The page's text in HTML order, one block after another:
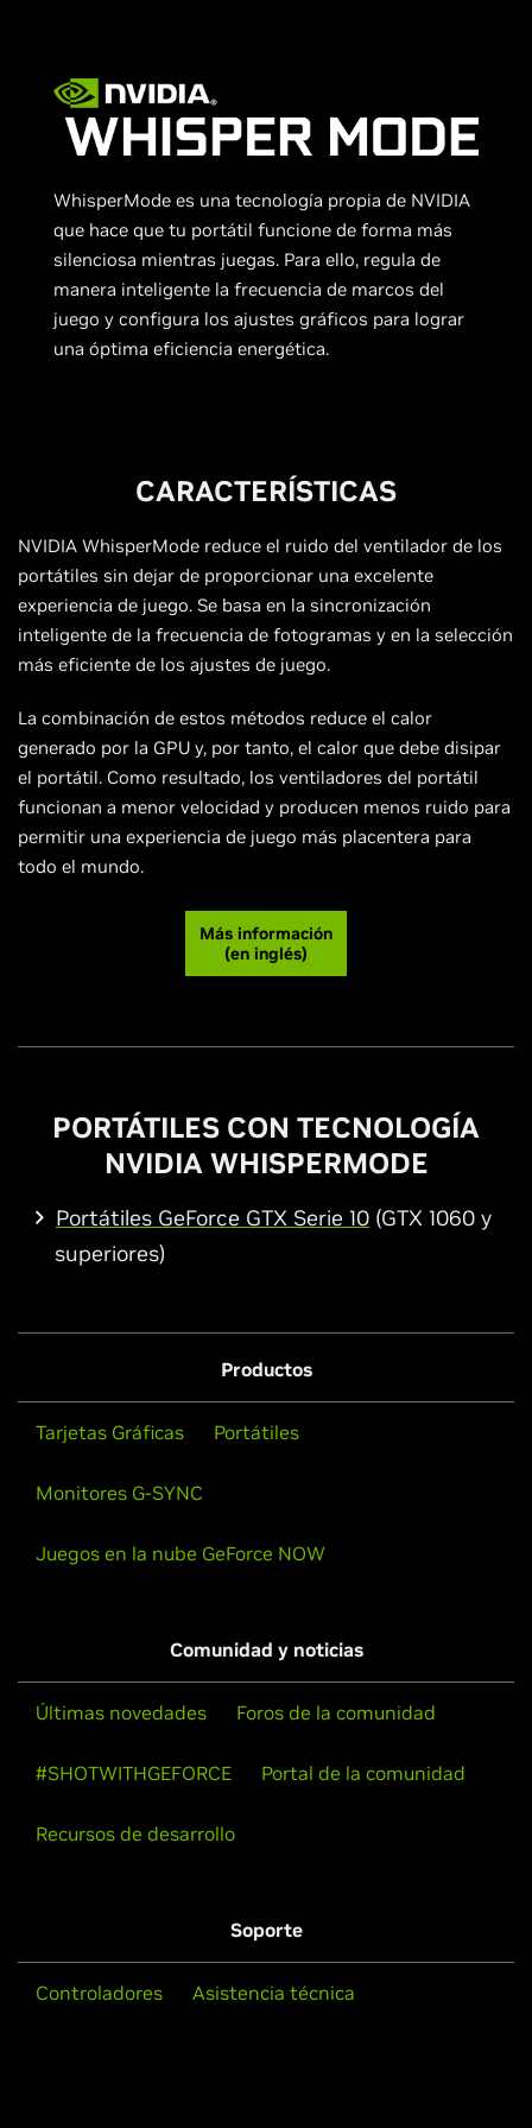
WhisperMode es una tecnología propia de NVIDIA
que hace que tu portátil funcione de forma más
silenciosa mientras juegas. Para ello, regula de
manera inteligente la frecuencia de marcos del
juego y configura los ajustes gráficos para lograr
una óptima eficiencia energética.
CARACTERÍSTICAS
NVIDIA WhisperMode reduce el ruido del ventilador de los
portátiles sin dejar de proporcionar una excelente
experiencia de juego. Se basa en la sincronización
inteligente de la frecuencia de fotogramas y en la selección
más eficiente de los ajustes de juego.
La combinación de estos métodos reduce el calor
generado por la GPU y, por tanto, el calor que debe disipar
el portátil. Como resultado, los ventiladores del portátil
funcionan a menor velocidad y producen menos ruido para
permitir una experiencia de juego más placentera para
todo el mundo.
Más información
(en inglés)
PORTÁTILES CON TECNOLOGÍA
NVIDIA WHISPERMODE
Portátiles GeForce GTX Serie 10 (GTX 1060 y
superiores)
Productos
Tarjetas Gráficas Portátiles
Monitores G-SYNC
Juegos en la nube GeForce NOW
Comunidad y noticias
Últimas novedades Foros de la comunidad
#SHOTWITHGEFORCE Portal de la comunidad
Recursos de desarrollo
Soporte
Controladores Asistencia técnica